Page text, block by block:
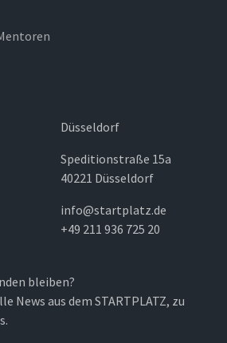
Düsseldorf
Speditionstraße 15a
40221 Düsseldorf
info@startplatz.de
+49 211 936 725 20
bleiben?
News aus dem STARTPLATZ, zu